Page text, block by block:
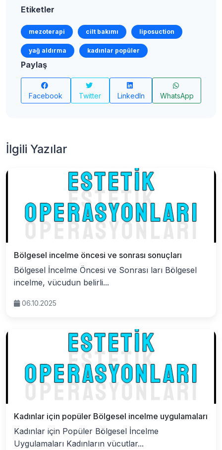
Etiketler
mezoterapi cilt bakımı liposuction
yağ aldırma kadınlar popüler
Paylaş
Facebook Twitter LinkedIn WhatsApp
İlgili Yazılar
Bölgesel incelme öncesi ve sonrası sonuçları
Bölgesel İncelme Öncesi ve Sonrası ları Bölgesel
incelme, vücudun belirli...
06.10.2025
Kadınlar için popüler Bölgesel incelme uygulamaları
Kadınlar için Popüler Bölgesel İncelme
Uygulamaları Kadınların vücutlar...